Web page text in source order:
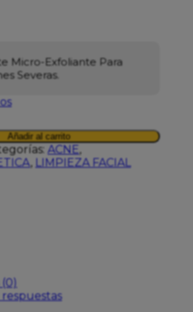
Micro-Exfoliante Para
Severas.
Añadir al carrito
ACNE,
, LIMPIEZA FACIAL